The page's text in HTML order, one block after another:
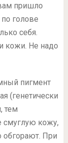
пришло
голове
себя.
кожи. Не надо
пигмент
(генетически
тем
кожу,
обгорают. При